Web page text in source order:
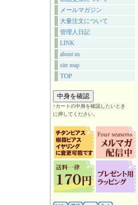
メールマガジン
大量注文について
管理人日記
LINK
about us
site map
TOP
↑カートの中身を確認したいとき
に押してください。